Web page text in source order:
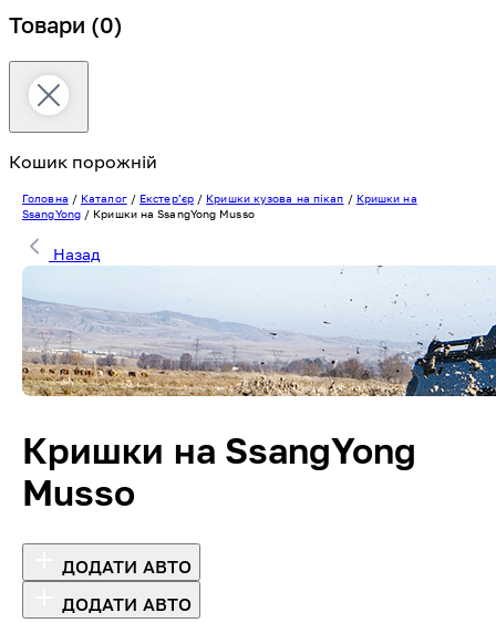
Товари (0)
Кошик порожній
Головна / Каталог/ Екстерʼєр/ Кришки кузова на пікап / Кришки на
SsangYong/ Кришки на SsangYong Musso
Назад
Кришки на SsangYong
Musso
ДОДАТИ АВТО
ДОДАТИ АВТО